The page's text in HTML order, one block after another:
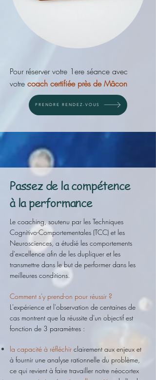
Pour réserver votre 1ere séance avec
votre coach certifiée près de Mâcon
PRENDRE RENDEZ-VOUS
Passez de la compétence
à la performance
Le coaching, soutenu par les Techniques
Cognitivo-Comportementales (TCC) et les
Neurosciences, a étudié les comportements
d'excellence afin de les dupliquer et les
transmettre dans le but de performer dans les
meilleures conditions.
Comment s'y prend-on pour réussir ?
L'expérience et l'observation de centaines de
cas montrent que la réussite d'un objectif est
fonction de 3 paramètres :
la capacité à réfléchir clairement aux enjeux et
à fournir une analyse rationnelle du problème,
ce qui revient à faire travailler notre néocortex